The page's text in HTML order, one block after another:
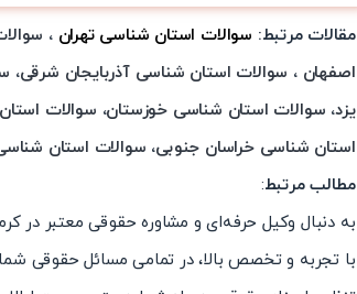
مقالات مرتبط: سوالات استان شناسی تهران،
اصفهان ، سوالات استان شناسی آذربایجان شرقی،
یزد، سوالات استان شناسی خوزستان، سوالات
استان شناسی خراسان جنوبی، سوالات استان
مطالب مرتبط:
به دنبال وکیل حرفه‌ای و مشاوره حقوقی معتبر
با تجربه و تخصص بالا، در تمامی مسائل حقوقی شما